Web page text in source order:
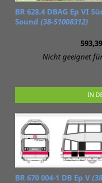
BR 628.4 DBAG Ep VI
Sound (38-51008312)
Nicht geeignet
IN
BR 670 004-1 DB Ep V